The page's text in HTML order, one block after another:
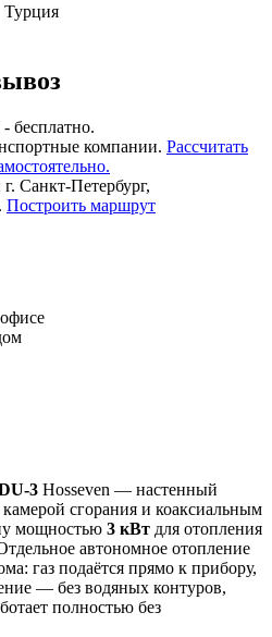
Турция
бесплатно.
компании. Рассчитать
Санкт-Петербург,
Построить маршрут
3 Hosseven — настенный
сгорания и коаксиальным
мощностью 3 кВт для отопления
автономное отопление
газ подаётся прямо к прибору,
— без водяных контуров,
полностью без